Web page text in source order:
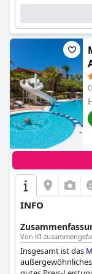
Bequeme Betten
erholsamen
Festigkeit und
Insgesamt erfüllt
Level Adults Only
durch seinen
Einrichtungen und
Trotz einiger
von Exzellenz und
INFO
Von KI
Insgesamt ist das